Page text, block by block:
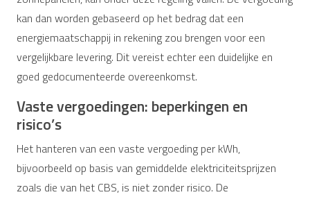
kan dan worden gebaseerd op het bedrag dat een
energiemaatschappij in rekening zou brengen voor een
vergelijkbare levering. Dit vereist echter een duidelijke en
goed gedocumenteerde overeenkomst.
Vaste vergoedingen: beperkingen en
risico’s
Het hanteren van een vaste vergoeding per kWh,
bijvoorbeeld op basis van gemiddelde elektriciteitsprijzen
zoals die van het CBS, is niet zonder risico. De